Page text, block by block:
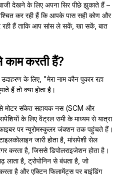
देखने के लिए अपना सिर पीछे झुकाते हैं –
कर रही हैं कि आपके पास सही कोण और
रही हैं ताकि आप सांस ले सकें, खा सकें, बात
काम करती हैं?
के लिए, "मेरा नाम कौन पुकार रहा
हैं तो क्या होता है।
मोटर संकेत सहायक नस (SCM और
के लिए वेंट्रल रामी के माध्यम से यात्रा
पर न्यूरोमस्कुलर जंक्शन तक पहुंचते हैं।
जारी होता है, मांसपेशी सेल
करता है, जिससे डिपोलराइजेशन होता है।
लाता है, ट्रोपोनिन से बंधता है, जो
करता है और एक्टिन फिलामेंट्स पर बाइंडिंग